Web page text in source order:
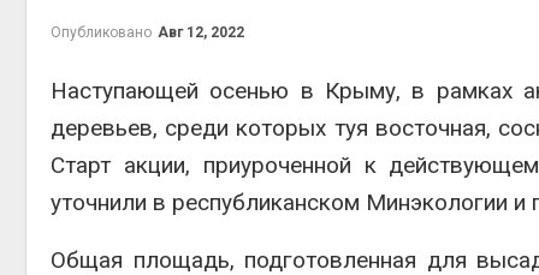
Опубликовано Авг 12, 2022
Наступающей осенью в Крыму, в рамках
деревьев, среди которых туя восточная,
Старт акции, приуроченной к
уточнили в республиканском Минэкологии и
Общая площадь, подготовленная для